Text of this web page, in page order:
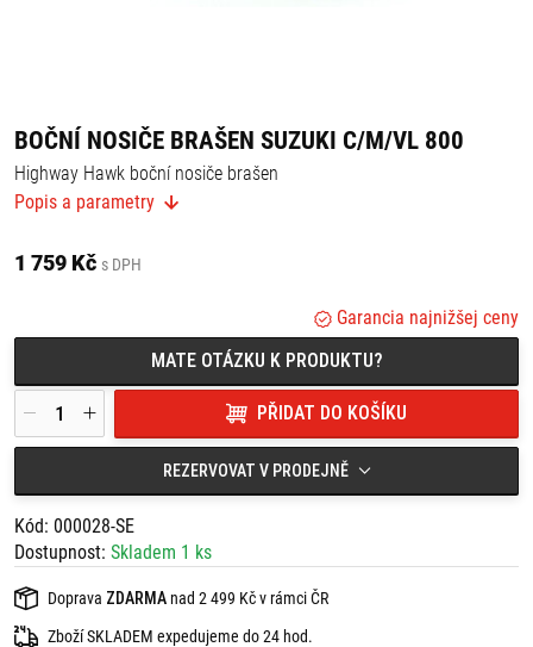
BOČNÍ NOSIČE BRAŠEN SUZUKI C/M/VL 800
Highway Hawk boční nosiče brašen
Vhodné pro kožené brašny.
Rozteč děr: 212 mm
Vhodné pro:
Suzuki VL 800 Volusia (01-05)
Suzuki VS 800 Intruder (06-)
Suzuki VZ 800 Marauder (05-09)
Popis a parametry
1 759 Kč s DPH
Garancia najnižšej ceny
MATE OTÁZKU K PRODUKTU?
PŘIDAT DO KOŠÍKU
REZERVOVAT V PRODEJNĚ
Kód: 000028-SE
Dostupnost: Skladem 1 ks
Doprava ZDARMA nad 2 499 Kč v rámci ČR
Zboží SKLADEM expedujeme do 24 hod.